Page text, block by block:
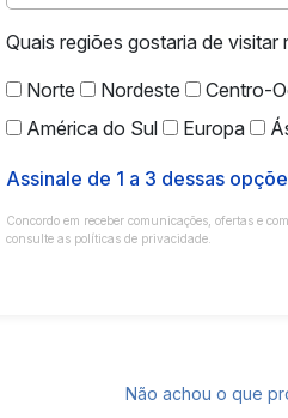
Quais regiões gostaria de visitar
Norte
Nordeste Centro-
América do Sul
Europa
Assinale de 1 a 3 dessas
Concordo em receber comunicações, ofertas e
consulte as políticas de privacidade.
Não achou o que